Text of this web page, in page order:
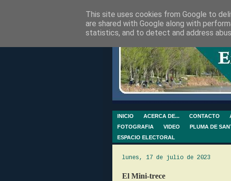
INICIO ACERCA DE... CONTACTO
FOTOGRAFIA
VIDEO PLUMA DE
ESPACIO ELECTORAL
lunes, 17 de julio de 2023
El Mini-trece
This site uses cookies from Google to
are shared with Google along with
statistics, and to detect and address